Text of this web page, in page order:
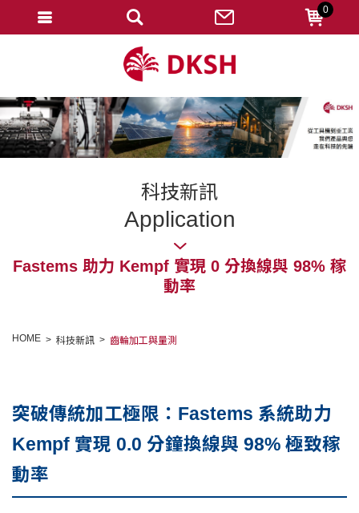
科技新訊
Application
Fastems 助力 Kempf 實現 0 分換線與 98% 稼
動率
HOME 科技新訊 齒輪加工與量測
突破傳統加工極限：Fastems 系統助力
Kempf 實現 0.0 分鐘換線與 98% 極致稼
動率
0
忘記密碼
變更密碼
修改個人資料
我的收藏
匯款通知